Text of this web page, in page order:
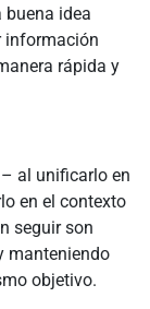
buena idea
información
rápida y
al unificarlo en
en el contexto
seguir son
manteniendo
objetivo.